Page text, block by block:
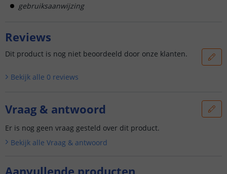
gebruiksaanwijzing
Aanvullende producten
Reviews
Dit product is nog niet beoordeeld door onze klanten.
Bekijk alle 0 reviews
Vraag & antwoord
Er is nog geen vraag gesteld over dit product.
Bekijk alle Vraag & antwoord